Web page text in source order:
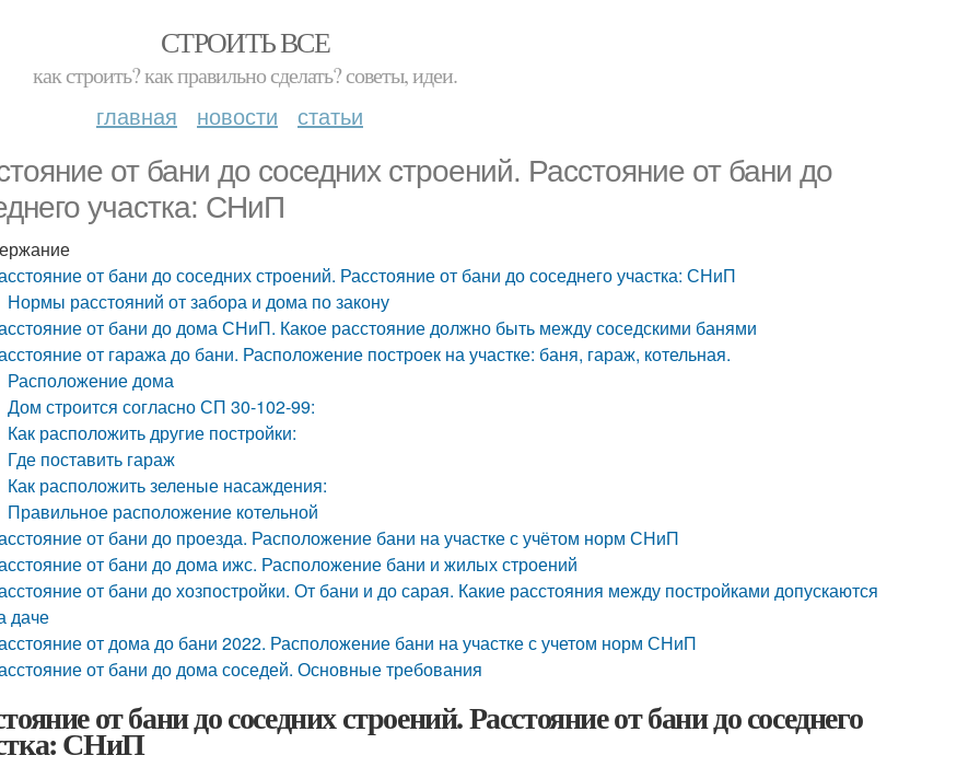
СТРОИТЬ ВСЕ
как строить? как правильно сделать? советы, идеи.
главная новости статьи
от бани до соседних строений. Расстояние от бани до
участка: СНиП
от бани до соседних строений. Расстояние от бани до соседнего участка: СНиП
Нормы расстояний от забора и дома по закону
от бани до дома СНиП. Какое расстояние должно быть между соседскими банями
от гаража до бани. Расположение построек на участке: баня, гараж, котельная.
Расположение дома
Дом строится согласно СП 30-102-99:
Как расположить другие постройки:
Где поставить гараж
Как расположить зеленые насаждения:
Правильное расположение котельной
от бани до проезда. Расположение бани на участке с учётом норм СНиП
от бани до дома ижс. Расположение бани и жилых строений
от бани до хозпостройки. От бани и до сарая. Какие расстояния между постройками допускаются
даче
от дома до бани 2022. Расположение бани на участке с учетом норм СНиП
от бани до дома соседей. Основные требования
от бани до соседних строений. Расстояние от бани до соседнего
СНиП